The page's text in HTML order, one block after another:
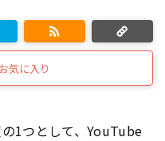
気に入り
1つとして、YouTube